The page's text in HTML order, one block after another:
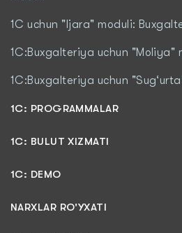
1C uchun "Ijara" moduli:
1C:Buxgalteriya uchun "Moliya"
1C:Buxgalteriya uchun
1С: PROGRAMMALAR
1C: BULUT XIZMATI
1C: DEMO
NARXLAR RO'YXATI